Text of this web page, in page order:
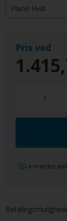
Pris ved
e-mærket